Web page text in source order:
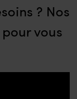
? Nos
vous